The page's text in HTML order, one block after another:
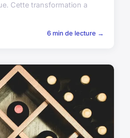
Cette transformation a
6 min de lecture →